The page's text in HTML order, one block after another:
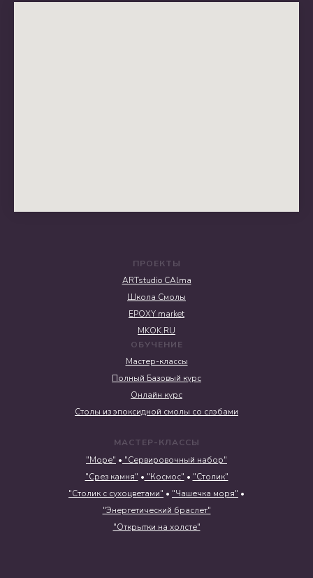
ПРОЕКТЫ
ARTstudio CAlma
Школа Смолы
EPOXY market
MKOK.RU
ОБУЧЕНИЕ
Мастер-классы
Полный Базовый курс
Онлайн курс
Столы из эпоксидной смолы со слэбами
МАСТЕР-КЛАССЫ
"Море" • "Сервировочный набор"
"Срез камня" • "Космос" • "Столик"
"Столик с сухоцветами" • "Чашечка моря" •
"Энергетический браслет"
"Открытки на холсте"